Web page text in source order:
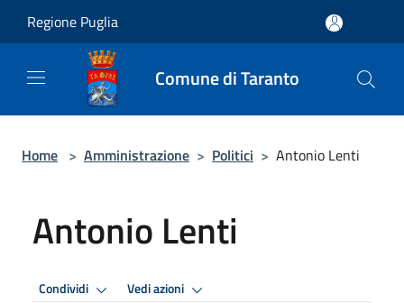
Regione Puglia
Comune di Taranto
Home > Amministrazione > Politici > Antonio Lenti
Antonio Lenti
Condividi Vedi azioni